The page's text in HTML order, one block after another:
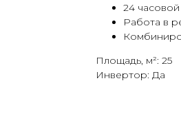
24
Работа в
Площадь, м²: 25
Инвертор: Да